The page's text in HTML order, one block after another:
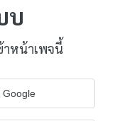
บ
าหน้าเพจนี้